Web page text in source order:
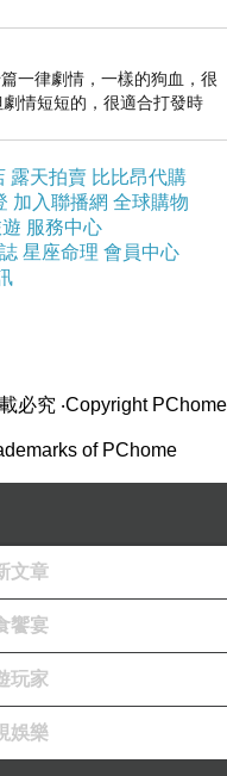
一律劇情，一樣的狗血，很
情短短的，很適合打發時
露天拍賣 比比昂代購
加入聯播網 全球購物
服務中心
星座命理 會員中心
必究 ‧Copyright PChome
of PChome
文章
饗宴
玩家
娛樂